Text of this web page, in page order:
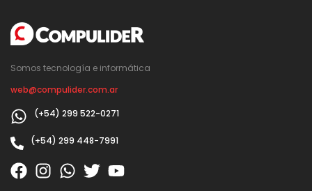
Somos tecnología e informática
web@compulider.com.ar
(+54) 299 522-0271
(+54) 299 448-7991